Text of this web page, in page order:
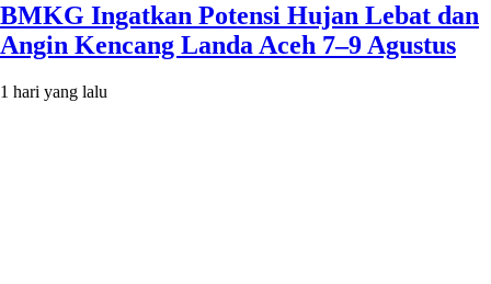
BMKG Ingatkan Potensi Hujan Lebat dan
Angin Kencang Landa Aceh 7–9 Agustus
1 hari yang lalu